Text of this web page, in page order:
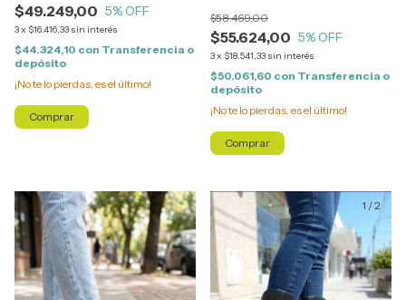
$49.249,00 5% OFF
3x $16.416,33 sin interés
$44.324,10 con Transferencia o
depósito
¡No te lo pierdas, es el último!
Comprar
$55.624,00
$58.469,00
5% OFF
3x $18.541,33 sin interés
$50.061,60 con Transferencia o
depósito
¡No te lo pierdas, es el último!
Comprar
1 /2